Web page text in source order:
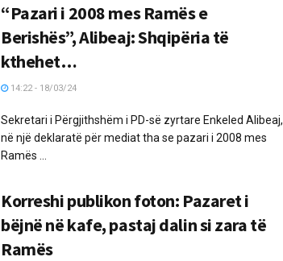
“Pazari i 2008 mes Ramës e
Berishës”, Alibeaj: Shqipëria të
kthehet…
14:22 - 18/03/24
Sekretari i Përgjithshëm i PD-së zyrtare Enkeled Alibeaj,
në një deklaratë për mediat tha se pazari i 2008 mes
Ramës ...
Korreshi publikon foton: Pazaret i
bëjnë në kafe, pastaj dalin si zara të
Ramës